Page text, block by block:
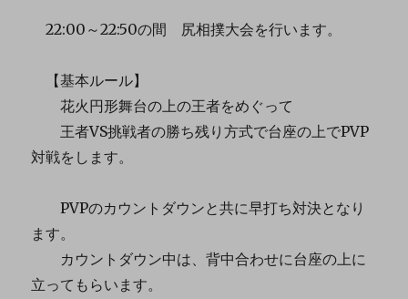
22:00～22:50の間 尻相撲大会を行います。
【基本ルール】
花火円形舞台の上の王者をめぐって
王者VS挑戦者の勝ち残り方式で台座の上でPVP
対戦をします。
PVPのカウントダウンと共に早打ち対決となり
ます。
カウントダウン中は、背中合わせに台座の上に
立ってもらいます。